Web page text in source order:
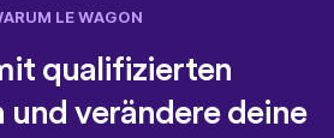
LE WAGON
qualifizierten
und verändere deine